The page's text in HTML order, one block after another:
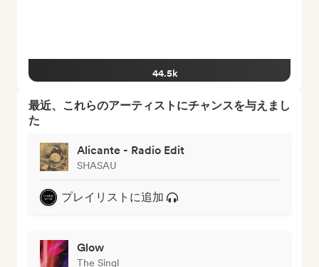
44.5k
最近、これらのアーティストにチャンスを与えまし
た
Alicante - Radio Edit
SHASAU
プレイリストに追加
Glow
The Singl